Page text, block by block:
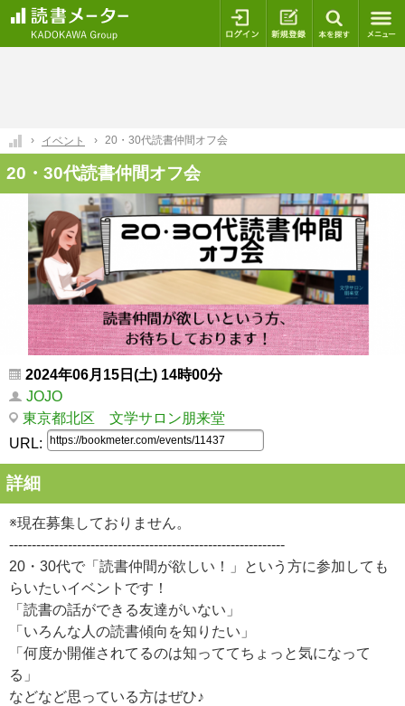
ログイン 新規登録
イベント 20・30代読書仲間オフ会
20・30代読書仲間オフ会
2024年06月15日(土) 14時00分
JOJO
東京都北区 文学サロン朋来堂
URL:
詳細
※現在募集しておりません。
-------------------------------------------------------------
20・30代で「読書仲間が欲しい！」という方に参加しても
らいたいイベントです！
「読書の話ができる友達がいない」
「いろんな人の読書傾向を知りたい」
「何度か開催されてるのは知っててちょっと気になって
る」
などなど思っている方はぜひ♪